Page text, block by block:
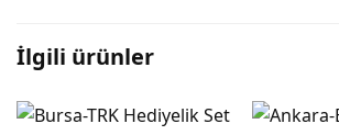
İlgili ürünler